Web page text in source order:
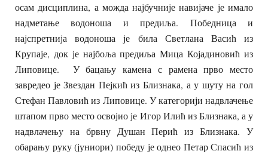
осам дисциплина, а можда најбучније навијаче је имало
надметање водоноша и предиља. Победница и
најспретнија водоноша је била Светлана Васић из
Крупаје, док је најбоља предиља Мица Којадиновић из
Липовице. У бацању камена с рамена прво место
завредео је Звездан Пејкић из Близнака, а у шуту на гол
Стефан Павловић из Липовице. У категорији надвлачење
штапом прво место освојио је Игор Илић из Близнака, а у
надвлачењу на брвну Душан Перић из Близнака. У
обарању руку (јуниори) победу је однео Петар Спасић из